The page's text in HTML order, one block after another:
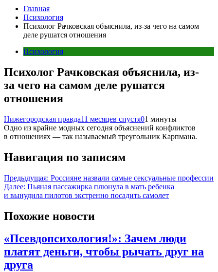
Главная
Психология
Психолог Рачковская объяснила, из-за чего на самом
деле рушатся отношения
Психология
Психолог Рачковская объяснила, из-
за чего на самом деле рушатся
отношения
Нижегородская правда11 месяцев спустя01 минуты
Одно из крайне модных сегодня объяснений конфликтов
в отношениях — так называемый треугольник Карпмана.
Навигация по записям
Предыдущая: Россияне назвали самые сексуальные профессии
Далее: Пьяная пассажирка плюнула в мать ребенка
и вынудила пилотов экстренно посадить самолет
Похожие новости
«Псевдопсихология!»: Зачем люди
платят деньги, чтобы рычать друг на
друга